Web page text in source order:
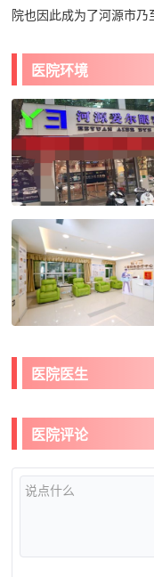
院也因此成为了河源市乃
医院环境
医院医生
医院评论